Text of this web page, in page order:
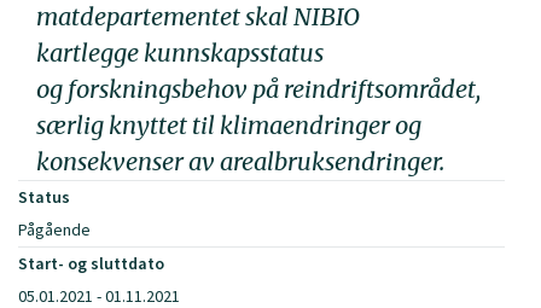
matdepartementet skal NIBIO
kartlegge kunnskapsstatus
og forskningsbehov på reindriftsområdet,
særlig knyttet til klimaendringer og
konsekvenser av arealbruksendringer.
Status
Pågående
Start- og sluttdato
05.01.2021 - 01.11.2021